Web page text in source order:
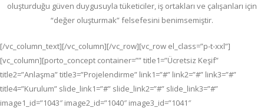
oluşturduğu güven duygusuyla tüketiciler, iş ortakları ve çalışanları için
“değer oluşturmak” felsefesini benimsemiştir.
[/vc_column_text][/vc_column][/vc_row][vc_row el_class=”p-t-xxl”]
[vc_column][porto_concept container=”” title1=”Ücretsiz Keşif”
title2=”Anlaşma” title3=”Projelendirme” link1=”#” link2=”#” link3=”#”
title4=”Kurulum” slide_link1=”#” slide_link2=”#” slide_link3=”#”
image1_id=”1043″ image2_id=”1040″ image3_id=”1041″